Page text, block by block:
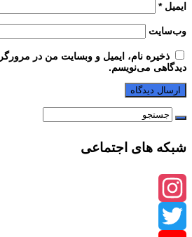
ایمیل*
وب‌سایت
ذخیره نام، ایمیل و وبسایت من در
دیدگاهی می‌نویسم.
شبکه های اجتماعی
Instagram